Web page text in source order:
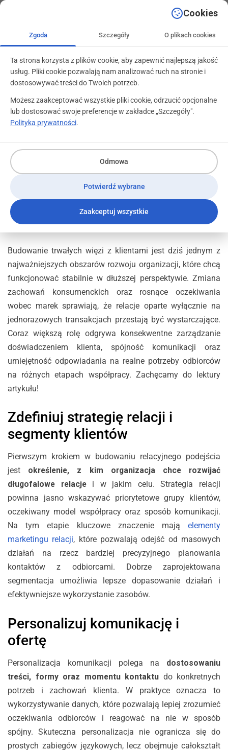
kontakt@programylojalnosciowe.pl
Kluczowe elementy marketingu
relacji – jak budować trwałe
więzi z klientami
Budowanie trwałych więzi z klientami jest dziś jednym z
najważniejszych obszarów rozwoju organizacji, które chcą
funkcjonować stabilnie w dłuższej perspektywie. Zmiana
zachowań konsumenckich oraz rosnące oczekiwania
wobec marek sprawiają, że relacje oparte wyłącznie na
jednorazowych transakcjach przestają być wystarczające.
Coraz większą rolę odgrywa konsekwentne zarządzanie
doświadczeniem klienta, spójność komunikacji oraz
umiejętność odpowiadania na realne potrzeby odbiorców
na różnych etapach współpracy. Zachęcamy do lektury
artykułu!
Zdefiniuj strategię relacji i
segmenty klientów
Pierwszym krokiem w budowaniu relacyjnego podejścia
jest określenie, z kim organizacja chce rozwijać
długofalowe relacjei w jakim celu. Strategia relacji
powinna jasno wskazywać priorytetowe grupy klientów,
oczekiwany model współpracy oraz sposób komunikacji.
Na tym etapie kluczowe znaczenie mają elementy
marketingu relacji, które pozwalają odejść od masowych
działań na rzecz bardziej precyzyjnego planowania
kontaktów z odbiorcami. Dobrze zaprojektowana
segmentacja umożliwia lepsze dopasowanie działań i
efektywniejsze wykorzystanie zasobów.
Personalizuj komunikację i
ofertę
Personalizacja komunikacji polega na dostosowaniu
treści, formy oraz momentu kontaktu do konkretnych
potrzeb i zachowań klienta. W praktyce oznacza to
wykorzystywanie danych, które pozwalają lepiej zrozumieć
oczekiwania odbiorców i reagować na nie w sposób
spójny. Skuteczna personalizacja nie ogranicza się do
prostych zabiegów językowych, lecz obejmuje całokształt
Cookies
Zgoda Szczegóły O plikach cookies
Ta strona korzysta z plików cookie, aby zapewnić najlepszą jakość
usług. Pliki cookie pozwalają nam analizować ruch na stronie i
dostosowywać treści do Twoich potrzeb.
Możesz zaakceptować wszystkie pliki cookie, odrzucić opcjonalne
lub dostosować swoje preferencje w zakładce „Szczegóły".
Polityka prywatności.
Odmowa
Potwierdź wybrane
Zaakceptuj wszystkie